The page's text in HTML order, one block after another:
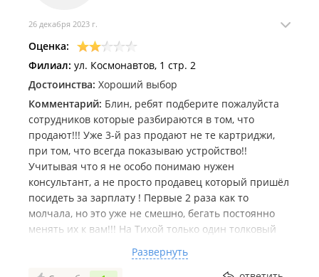
26 декабря 2023 г.
Оценка:
Филиал: ул. Космонавтов, 1 стр. 2
Достоинства: Хороший выбор
Комментарий: Блин, ребят подберите пожалуйста
сотрудников которые разбираются в том, что
продают!!! Уже 3-й раз продают не те картриджи,
при том, что всегда показываю устройство!!
Учитывая что я не особо понимаю нужен
консультант, а не просто продавец который пришёл
посидеть за зарплату ! Первые 2 раза как то
молчала, но это уже не смешно, бегать постоянно
менять их к вам!!! На Тихой только один толковый
к сожалению редко попадаю в его смены,
Развернуть